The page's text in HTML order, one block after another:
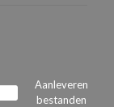
Aanleveren
bestanden